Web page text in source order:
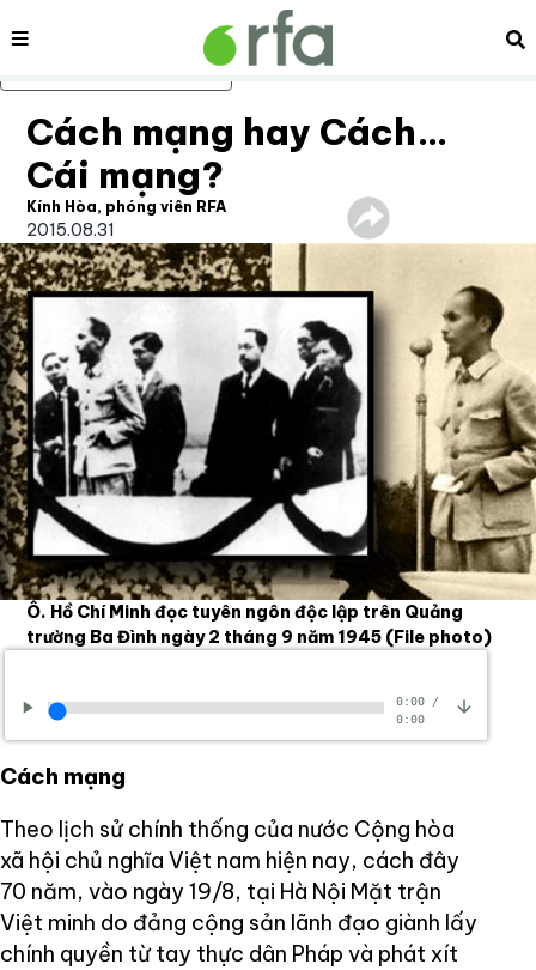
Bỏ qua nội dung chính
Nội dung
Cách mạng hay Cách…
Cái mạng?
Kính Hòa, phóng viên RFA
2015.08.31
Ô. Hồ Chí Minh đọc tuyên ngôn độc lập trên Quảng
trường Ba Đình ngày 2 tháng 9 năm 1945 (File photo)
0:00/
0:00
Cách mạng
Theo lịch sử chính thống của nước Cộng hòa
xã hội chủ nghĩa Việt nam hiện nay, cách đây
70 năm, vào ngày 19/8, tại Hà Nội Mặt trận
Việt minh do đảng cộng sản lãnh đạo giành lấy
chính quyền từ tay thực dân Pháp và phát xít